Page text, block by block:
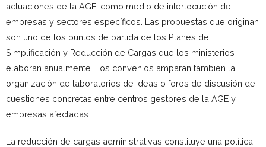
actuaciones de la AGE, como medio de interlocución de
empresas y sectores específicos. Las propuestas que originan
son uno de los puntos de partida de los Planes de
Simplificación y Reducción de Cargas que los ministerios
elaboran anualmente. Los convenios amparan también la
organización de laboratorios de ideas o foros de discusión de
cuestiones concretas entre centros gestores de la AGE y
empresas afectadas.
La reducción de cargas administrativas constituye una política